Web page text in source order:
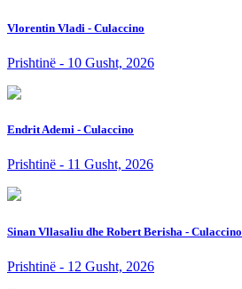
Vlorentin Vladi - Culaccino
Prishtinë - 10 Gusht, 2026
Endrit Ademi - Culaccino
Prishtinë - 11 Gusht, 2026
Sinan Vllasaliu dhe Robert Berisha - Culaccino
Prishtinë - 12 Gusht, 2026